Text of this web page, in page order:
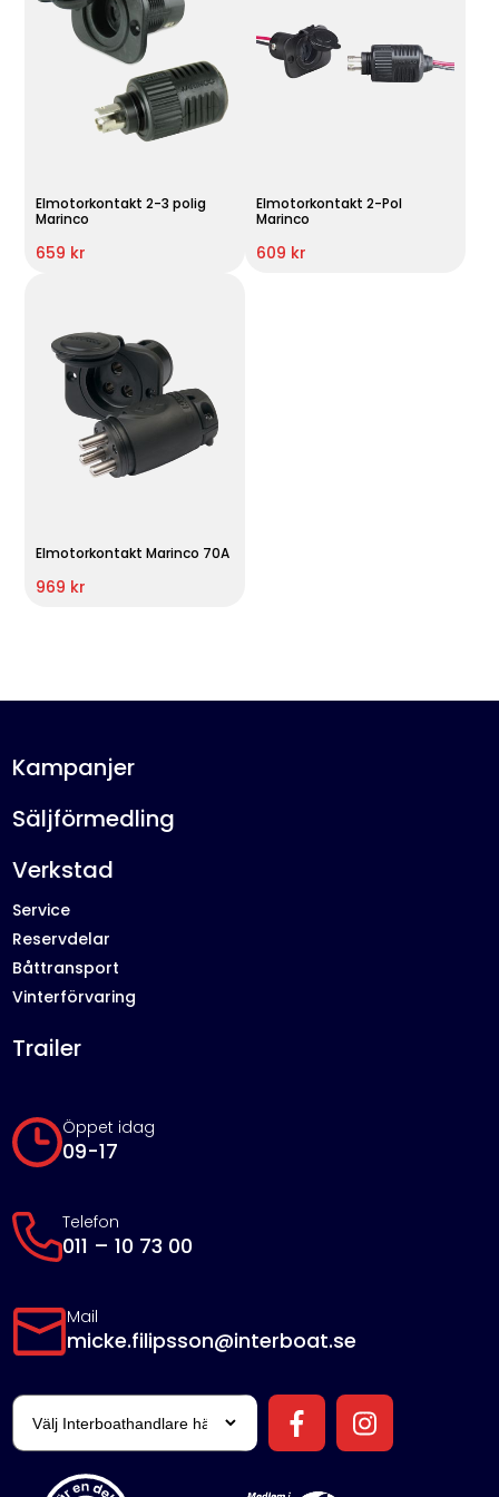
Elmotorkontakt 2-3 polig
Marinco
659 kr
Elmotorkontakt 2-Pol
Marinco
609 kr
Elmotorkontakt Marinco 70A
969 kr
Öppet idag
09-17
Telefon
011 – 10 73 00
Mail
micke.filipsson@interboat.se
Kampanjer
Säljförmedling
Verkstad
Service
Reservdelar
Båttransport
Vinterförvaring
Trailer